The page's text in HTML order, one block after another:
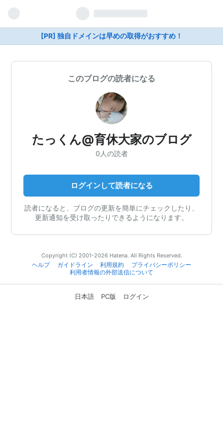
[PR] 独自ドメインは早めの取得がおすすめ！
このブログの読者になる
たっくん@育休大家のブログ
0人の読者
ログインして読者になる
読者になると、ブログの更新を簡単にチェックしたり、
更新通知を受け取ったりできるようになります。
Copyright (C) 2001-2026 Hatena. All Rights Reserved.
ヘルプ
ガイドライン 利用規約
プライバシーポリシー
利用者情報の外部送信について
日本語 PC版 ログイン